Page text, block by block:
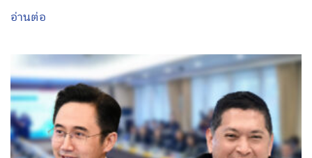
อ่านต่อ